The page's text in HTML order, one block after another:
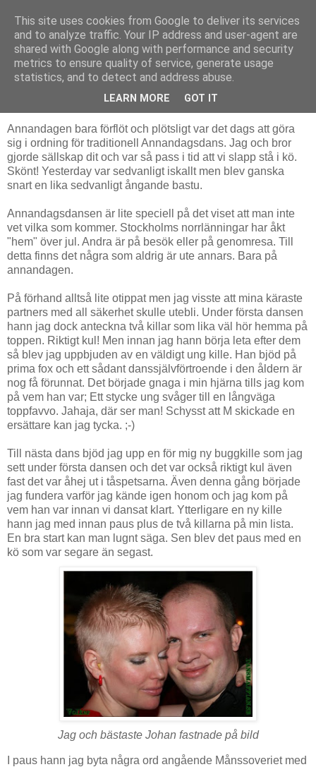
Livsdans
måndag 27 december 2010
Annandagen - Blender på Yesterday
Annandagen bara förflöt och plötsligt var det dags att göra
sig i ordning för traditionell Annandagsdans. Jag och bror
gjorde sällskap dit och var så pass i tid att vi slapp stå i kö.
Skönt! Yesterday var sedvanligt iskallt men blev ganska
snart en lika sedvanligt ångande bastu.
Annandagsdansen är lite speciell på det viset att man inte
vet vilka som kommer. Stockholms norrlänningar har åkt
"hem" över jul. Andra är på besök eller på genomresa. Till
detta finns det några som aldrig är ute annars. Bara på
annandagen.
På förhand alltså lite otippat men jag visste att mina käraste
partners med all säkerhet skulle utebli. Under första dansen
hann jag dock anteckna två killar som lika väl hör hemma på
toppen. Riktigt kul! Men innan jag hann börja leta efter dem
så blev jag uppbjuden av en väldigt ung kille. Han bjöd på
prima fox och ett sådant danssjälvförtroende i den åldern är
nog få förunnat. Det började gnaga i min hjärna tills jag kom
på vem han var; Ett stycke ung svåger till en långväga
toppfavvo. Jahaja, där ser man! Schysst att M skickade en
ersättare kan jag tycka. ;-)
Till nästa dans bjöd jag upp en för mig ny buggkille som jag
sett under första dansen och det var också riktigt kul även
fast det var åhej ut i tåspetsarna. Även denna gång började
jag fundera varför jag kände igen honom och jag kom på
vem han var innan vi dansat klart. Ytterligare en ny kille
hann jag med innan paus plus de två killarna på min lista.
En bra start kan man lugnt säga. Sen blev det paus med en
kö som var segare än segast.
Jag och bästaste Johan fastnade på bild
I paus hann jag byta några ord angående Månssoveriet med
This site uses cookies from Google to deliver its services
and to analyze traffic. Your IP address and user-agent are
shared with Google along with performance and security
metrics to ensure quality of service, generate usage
statistics, and to detect and address abuse.
LEARN MORE GOT IT